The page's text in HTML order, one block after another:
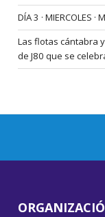
DÍA 3 · MIERCOLES ·
Las flotas cántabra
de J80 que se